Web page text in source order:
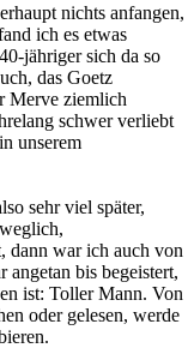
nichts anfangen,
ich es etwas
jähriger sich da so
das Goetz
Merve ziemlich
schwer verliebt
unserem
sehr viel später,
dann war ich auch von
angetan bis begeistert,
ist: Toller Mann. Von
oder gelesen, werde